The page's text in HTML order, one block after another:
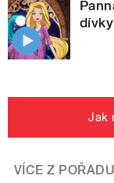
Jak
VÍCE Z POŘADU